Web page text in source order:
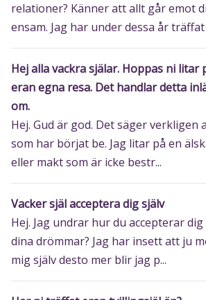
relationer? Känner att allt går emot
ensam. Jag har under dessa år träffat
Hej alla vackra själar. Hoppas ni litar
eran egna resa. Det handlar detta
om.
Hej. Gud är god. Det säger
som har börjat be. Jag litar på en
eller makt som är icke bestr...
Vacker själ acceptera dig själv
Hej. Jag undrar hur du accepterar dig
dina drömmar? Jag har insett att ju
mig själv desto mer blir jag p...